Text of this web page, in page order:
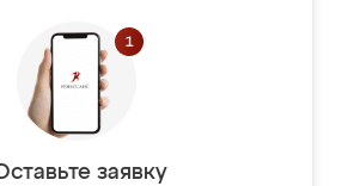
заявку